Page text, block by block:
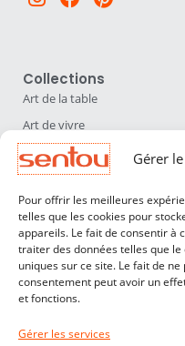
Gérer
Pour offrir les meilleures
telles que les cookies pour
appareils. Le fait de consentir à
traiter des données telles que
uniques sur ce site. Le fait de
consentement peut avoir un
et fonctions.
Gérer les services
Collections
Art de la table
Art de vivre
Déco
Luminaires
Mobilier
Sentou
Qui sommes nous ?
Nos designers